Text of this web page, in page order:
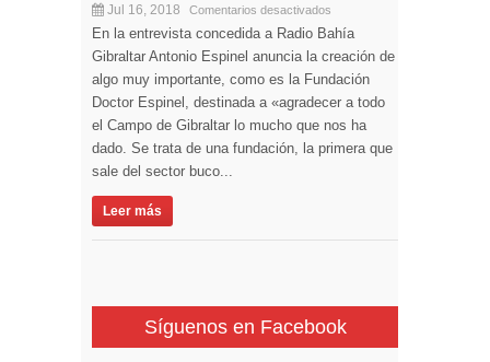
Jul 16, 2018 Comentarios desactivados
En la entrevista concedida a Radio Bahía
Gibraltar Antonio Espinel anuncia la creación de
algo muy importante, como es la Fundación
Doctor Espinel, destinada a «agradecer a todo
el Campo de Gibraltar lo mucho que nos ha
dado. Se trata de una fundación, la primera que
sale del sector buco...
Leer más
Síguenos en Facebook